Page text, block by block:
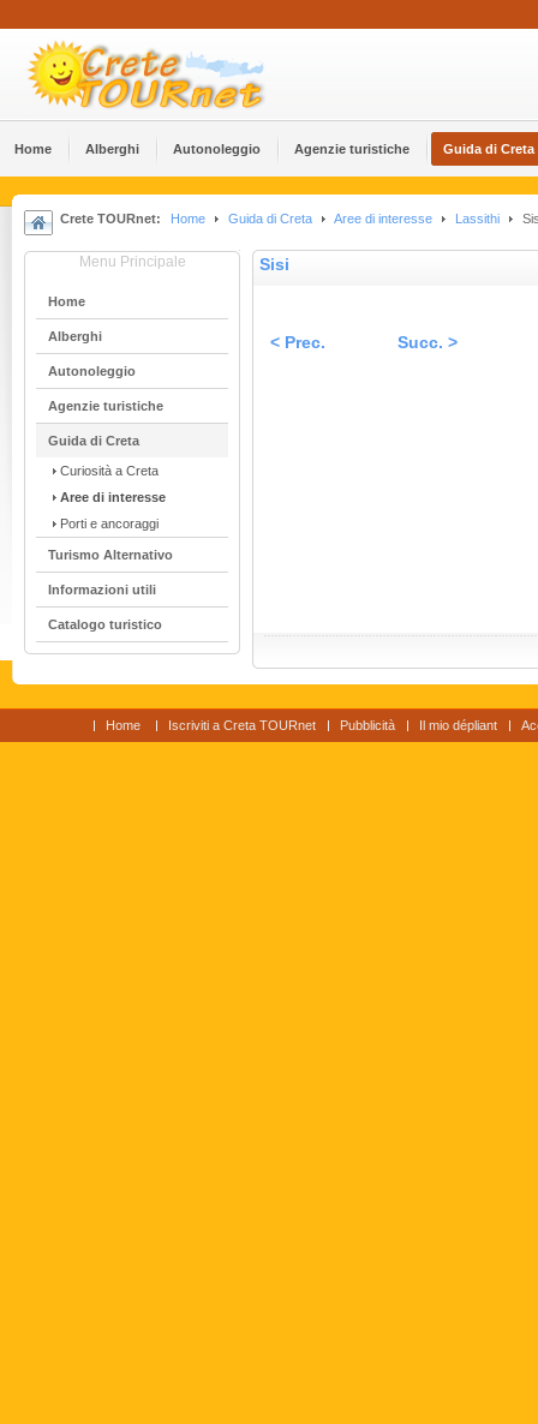
Home Alberghi Αutonoleggio Agenzie turistiche Guida di Creta
Crete TOURnet: Home Guida di Creta Aree di interesse Lassithi
Menu Principale
Home
Alberghi
Αutonoleggio
Agenzie turistiche
Guida di Creta
Curiosità a Creta
Aree di interesse
Porti e ancoraggi
Turismo Alternativo
Informazioni utili
Catalogo turistico
Sisi
< Prec. Succ. >
Home Iscriviti a Creta TOURnet Pubblicità Il mio dépliant